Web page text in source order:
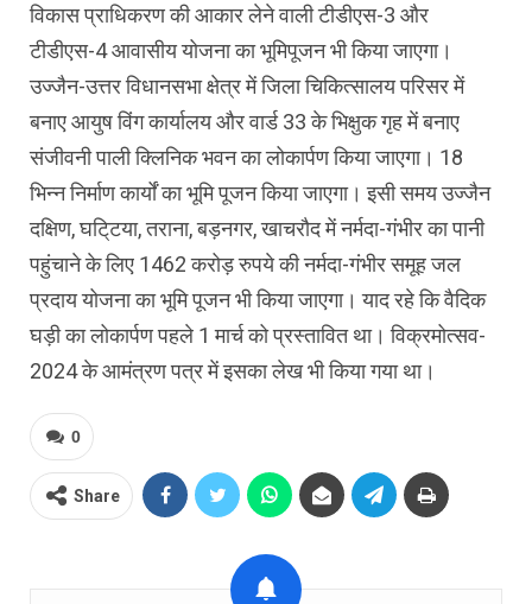
विकास प्राधिकरण की आकार लेने वाली टीडीएस-3 और
टीडीएस-4 आवासीय योजना का भूमिपूजन भी किया जाएगा।
उज्जैन-उत्तर विधानसभा क्षेत्र में जिला चिकित्सालय परिसर में
बनाए आयुष विंग कार्यालय और वार्ड 33 के भिक्षुक गृह में बनाए
संजीवनी पाली क्लिनिक भवन का लोकार्पण किया जाएगा। 18
भिन्न निर्माण कार्यों का भूमि पूजन किया जाएगा। इसी समय उज्जैन
दक्षिण, घटि्टया, तराना, बड़नगर, खाचरौद में नर्मदा-गंभीर का पानी
पहुंचाने के लिए 1462 करोड़ रुपये की नर्मदा-गंभीर समूह जल
प्रदाय योजना का भूमि पूजन भी किया जाएगा। याद रहे कि वैदिक
घड़ी का लोकार्पण पहले 1 मार्च को प्रस्तावित था। विक्रमोत्सव-
2024 के आमंत्रण पत्र में इसका लेख भी किया गया था।
0
Share